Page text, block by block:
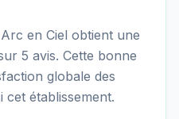
en Ciel obtient une
5 avis. Cette bonne
globale des
cet établissement.